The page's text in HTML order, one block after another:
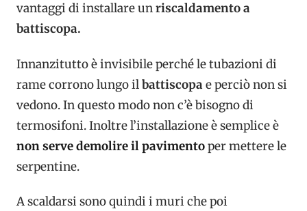
vantaggi di installare unriscaldamento a
battiscopa.
Innanzitutto è invisibile perché le tubazioni di
rame corrono lungo ilbattiscopae perciò non si
vedono. In questo modo non c’è bisogno di
termosifoni. Inoltre l’installazione è semplice è
non serve demolire il pavimentoper mettere le
serpentine.
A scaldarsi sono quindi i muri che poi